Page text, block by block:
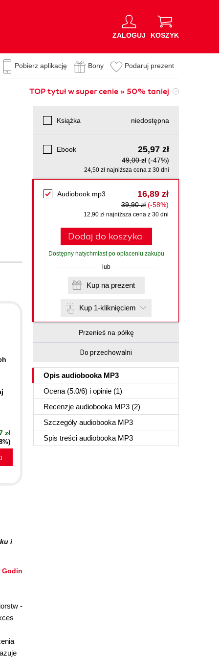
ZALOGUJ KOSZYK
Pobierz aplikację Bony Podaruj prezent
TOP tytuł w super cenie » 50% taniej
Książka niedostępna
Ebook 25,97 zł
49,00 zł (-47%)
24,50 zł najniższa cena z 30 dni
Audiobook mp3 16,89 zł
39,90 zł (-58%)
12,90 zł najniższa cena z 30 dni
Dodaj do koszyka
Dostępny natychmiast po opłaceniu zakupu
lub
Kup na prezent
Kup 1-kliknięciem
Przenieś na półkę
Do przechowalni
Opis audiobooka MP3
Ocena (5.0/6) i opinie (1)
Recenzje audiobooka MP3 (2)
Szczegóły audiobooka MP3
Spis treści audiobooka MP3
zł
i
Godin
-